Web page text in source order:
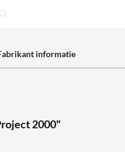
informatie
2000"